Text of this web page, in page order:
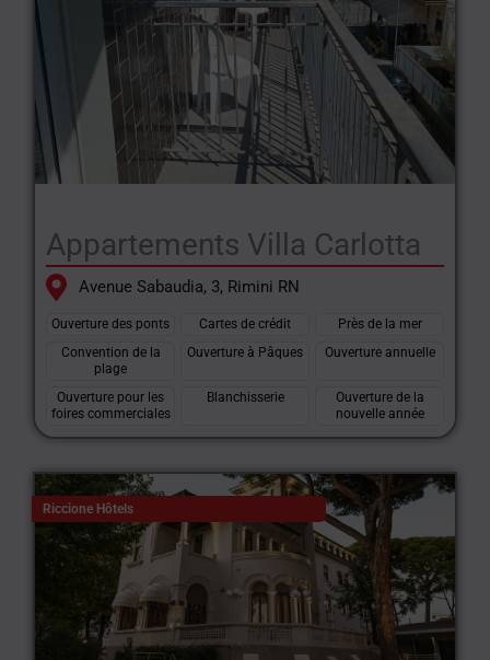
Appartements Villa Carlotta
Avenue Sabaudia, 3, Rimini RN
Ouverture des ponts Cartes de crédit
Près de la mer
Convention de la
plage
Ouverture à Pâques Ouverture annuelle
Ouverture pour les
foires commerciales
Blanchisserie
Ouverture de la
nouvelle année
Riccione Hôtels